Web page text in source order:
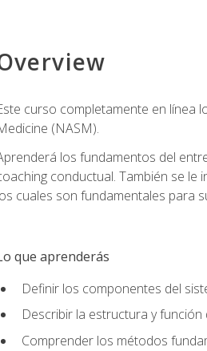
curso completamente en línea
(NASM).
los fundamentos del
conductual. También se
cuales son fundamentales para
que aprenderás
Definir los componentes del
Describir la estructura y
Comprender los métodos